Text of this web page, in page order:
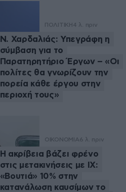
ΠΟΛΙΤΙΚΗ4 λ. πριν
Ν. Χαρδαλιάς: Υπεγράφη η
σύμβαση για το
Παρατηρητήριο Έργων – «Οι
πολίτες θα γνωρίζουν την
πορεία κάθε έργου στην
περιοχή τους»
ΟΙΚΟΝΟΜΙΑ6 λ. πριν
Η ακρίβεια βάζει φρένο
στις μετακινήσεις με ΙΧ:
«Βουτιά» 10% στην
κατανάλωση καυσίμων το